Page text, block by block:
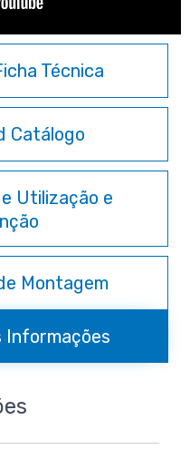
Técnica
Catálogo
Utilização e
Montagem
Informações